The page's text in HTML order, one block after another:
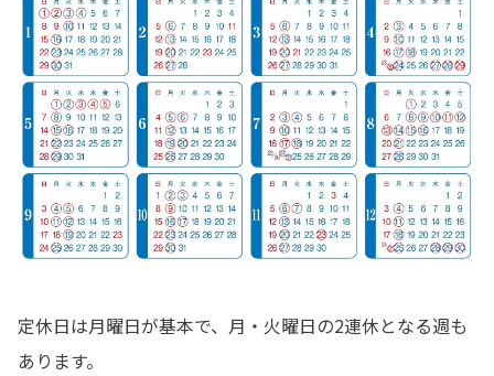
定休日は月曜日が基本で、月・火曜日の2連休となる週も
あります。